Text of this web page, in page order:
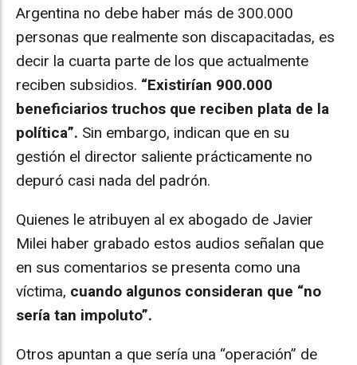
Argentina no debe haber más de 300.000
personas que realmente son discapacitadas, es
decir la cuarta parte de los que actualmente
reciben subsidios. “Existirían 900.000
beneficiarios truchos que reciben plata de la
política”. Sin embargo, indican que en su
gestión el director saliente prácticamente no
depuró casi nada del padrón.
Quienes le atribuyen al ex abogado de Javier
Milei haber grabado estos audios señalan que
en sus comentarios se presenta como una
víctima, cuando algunos consideran que “no
sería tan impoluto”.
Otros apuntan a que sería una “operación” de